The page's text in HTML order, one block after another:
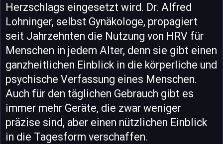
Herzschlags eingesetzt wird. Dr. Alfred
Lohninger, selbst Gynäkologe, propagiert
seit Jahrzehnten die Nutzung von HRV für
Menschen in jedem Alter, denn sie gibt einen
ganzheitlichen Einblick in die körperliche und
psychische Verfassung eines Menschen.
Auch für den täglichen Gebrauch gibt es
immer mehr Geräte, die zwar weniger
präzise sind, aber einen nützlichen Einblick
in die Tagesform verschaffen.